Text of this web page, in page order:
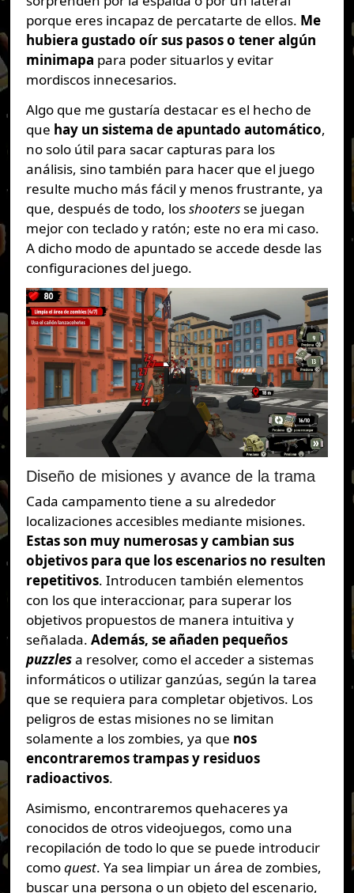
porque eres incapaz de percatarte de ellos. Me
hubiera gustado oír sus pasos o tener algún
minimapa para poder situarlos y evitar
mordiscos innecesarios.
Algo que me gustaría destacar es el hecho de
que hay un sistema de apuntado automático,
no solo útil para sacar capturas para los
análisis, sino también para hacer que el juego
resulte mucho más fácil y menos frustrante, ya
que, después de todo, losshootersse juegan
mejor con teclado y ratón; este no era mi caso.
A dicho modo de apuntado se accede desde las
configuraciones del juego.
Diseño de misiones y avance de la trama
Cada campamento tiene a su alrededor
localizaciones accesibles mediante misiones.
Estas son muy numerosas y cambian sus
objetivos para que los escenarios no resulten
repetitivos. Introducen también elementos
con los que interaccionar, para superar los
objetivos propuestos de manera intuitiva y
señalada. Además, se añaden pequeños
puzzlesa resolver, como el acceder a sistemas
informáticos o utilizar ganzúas, según la tarea
que se requiera para completar objetivos. Los
peligros de estas misiones no se limitan
solamente a los zombies, ya que nos
encontraremos trampas y residuos
radioactivos.
Asimismo, encontraremos quehaceres ya
conocidos de otros videojuegos, como una
recopilación de todo lo que se puede introducir
comoquest. Ya sea limpiar un área de zombies,
buscar una persona o un objeto del escenario,